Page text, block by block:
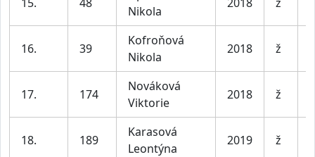
Nikola
16. 39
Kofroňová
Nikola
2018 ž
17. 174
Nováková
Viktorie
2018 ž
18. 189
Karasová
Leontýna
2019 ž